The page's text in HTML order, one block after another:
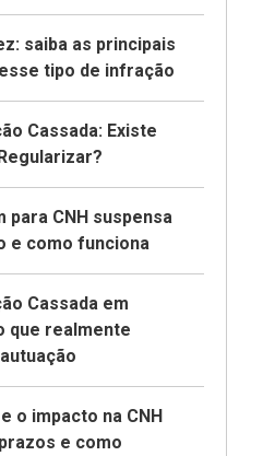
saiba as principais
tipo de infração
Cassada: Existe
para CNH suspensa
e como funciona
Cassada em
que realmente
o impacto na CNH
e como